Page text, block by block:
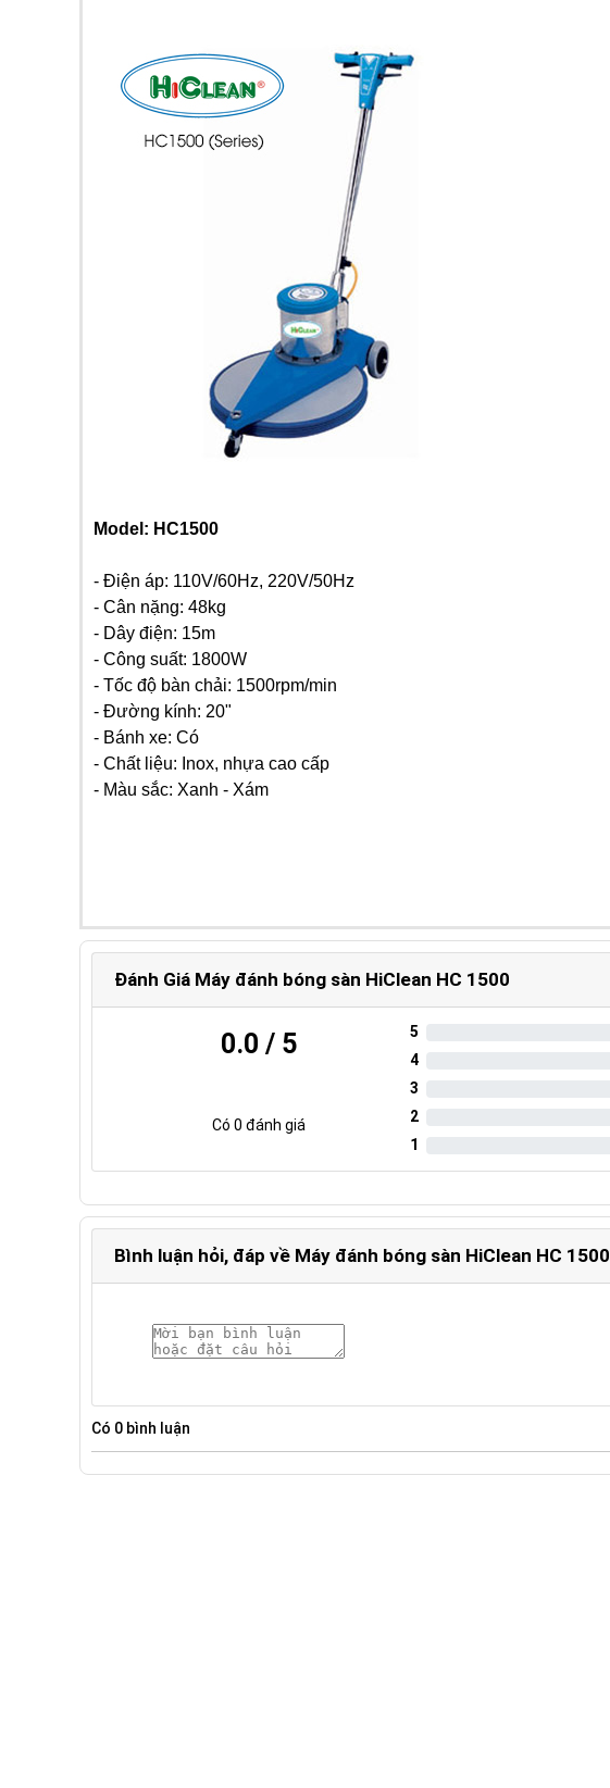
Model: HC1500
- Điện áp: 110V/60Hz, 220V/50Hz
- Cân nặng: 48kg
- Dây điện: 15m
- Công suất: 1800W
- Tốc độ bàn chải: 1500rpm/min
- Đường kính: 20"
- Bánh xe: Có
- Chất liệu: Inox, nhựa cao cấp
- Màu sắc: Xanh - Xám
Đánh Giá Máy đánh bóng sàn HiClean HC 1500
0.0 / 5
Có0 đánh giá
5
4
3
2
1
Bình luận hỏi, đáp về Máy đánh bóng sàn HiClean HC 1500
Có 0 bình luận